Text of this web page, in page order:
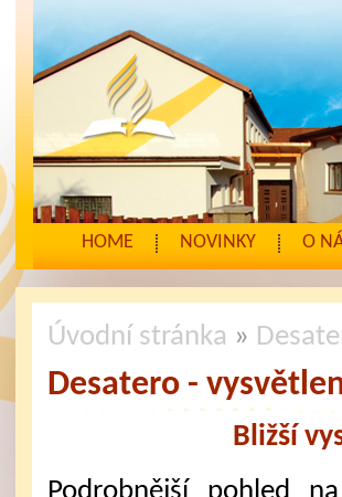
HOME NOVINKY O
Úvodní stránka »
Desatero -
Bližší